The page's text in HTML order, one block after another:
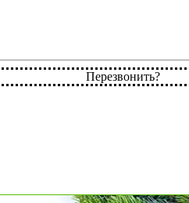
Перезвонить?